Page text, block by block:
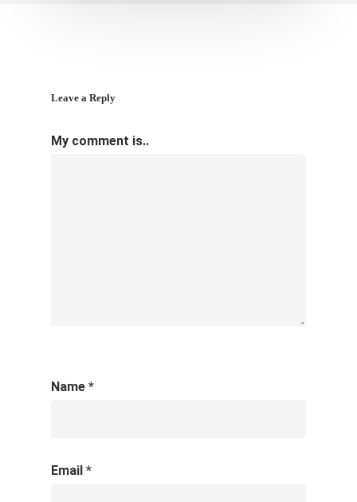
Leave a Reply
My comment is..
Name *
Email *